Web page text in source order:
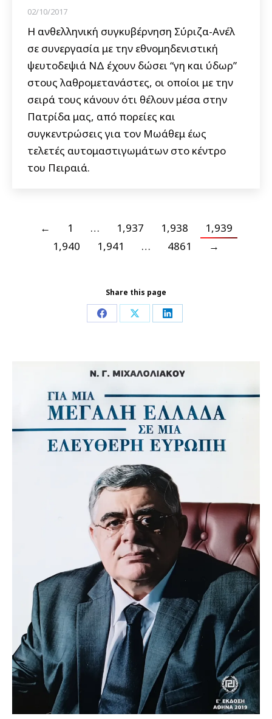
02/10/2017
Η ανθελληνική συγκυβέρνηση Σύριζα-Ανέλ
σε συνεργασία με την εθνομηδενιστική
ψευτοδεψιά ΝΔ έχουν δώσει “γη και ύδωρ”
στους λαθρομετανάστες, οι οποίοι με την
σειρά τους κάνουν ότι θέλουν μέσα στην
Πατρίδα μας, από πορείες και
συγκεντρώσεις για τον Μωάθεμ έως
τελετές αυτομαστιγωμάτων στο κέντρο
του Πειραιά.
← 1 … 1,937 1,938
1,939
1,940
1,941 … 4861 →
Share this page
Share Share Share